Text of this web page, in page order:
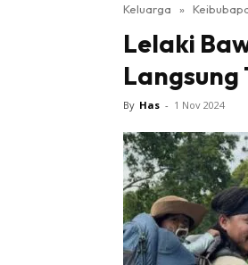
Keluarga »
Lelaki
By Has - 1 Nov 2024